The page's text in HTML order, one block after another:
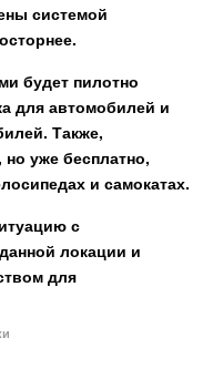
системой
будет пилотно
для автомобилей и
Также,
уже бесплатно,
и самокатах.
с
локации и
для